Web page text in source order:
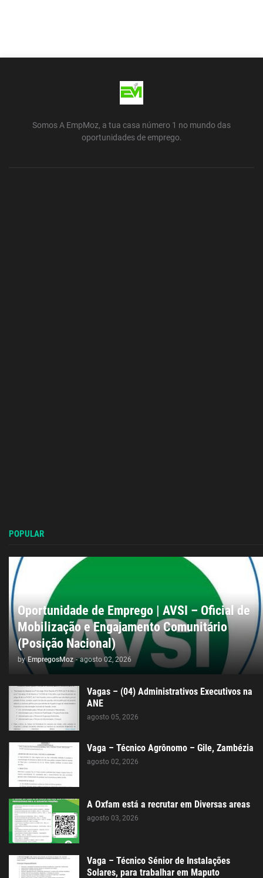
Somos A EmpMoz, a tua casa número 1 no mundo das
oportunidades de emprego.
POPULAR
Oportunidade de Emprego | AVSI – Oficial de
Mobilização e Engajamento Comunitário
(Posição Nacional)
by EmpregosMoz - agosto 02, 2026
Vagas – (04) Administrativos Executivos na
ANE
agosto 05, 2026
Vaga – Técnico Agrônomo – Gile, Zambézia
agosto 02, 2026
A Oxfam está a recrutar em Diversas areas
agosto 03, 2026
Vaga – Técnico Sénior de Instalações
Solares, para trabalhar em Maputo